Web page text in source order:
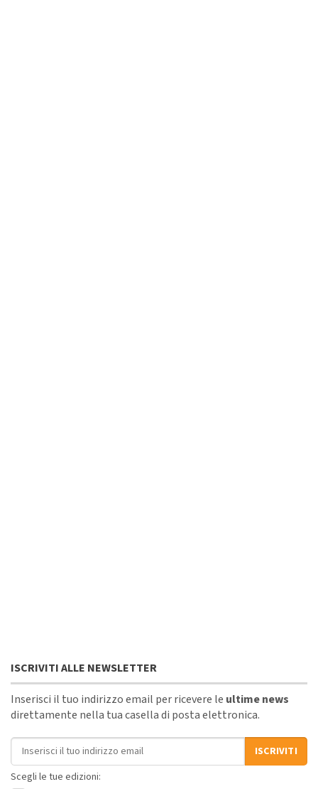
ISCRIVITI ALLE NEWSLETTER
Inserisci il tuo indirizzo email per ricevere le ultime news
direttamente nella tua casella di posta elettronica.
Indirizzo email
ISCRIVITI
Scegli le tue edizioni: